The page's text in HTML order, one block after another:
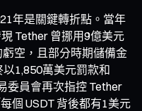
年是關鍵轉折點。當年
Tether 曾挪用9億美元
空，且部分時期儲備金
1,850萬美元罰款和
委員會再次指控 Tether
個 USDT 背後都有1美元